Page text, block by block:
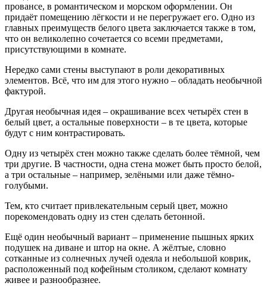
провансе, в романтическом и морском оформлении. Он
придаёт помещению лёгкости и не перегружает его. Одно из
главных преимуществ белого цвета заключается также в том,
что он великолепно сочетается со всеми предметами,
присутствующими в комнате.
Нередко сами стены выступают в роли декоративных
элементов. Всё, что им для этого нужно – обладать необычной
фактурой.
Другая необычная идея – окрашивание всех четырёх стен в
белый цвет, а остальные поверхности – в те цвета, которые
будут с ним контрастировать.
Одну из четырёх стен можно также сделать более тёмной, чем
три другие. В частности, одна стена может быть просто белой,
а три остальные – например, зелёными или даже тёмно-
голубыми.
Тем, кто считает привлекательным серый цвет, можно
порекомендовать одну из стен сделать бетонной.
Ещё один необычный вариант – применение пышных ярких
подушек на диване и штор на окне. А жёлтые, словно
сотканные из солнечных лучей одеяла и небольшой коврик,
расположенный под кофейным столиком, сделают комнату
живее и разнообразнее.